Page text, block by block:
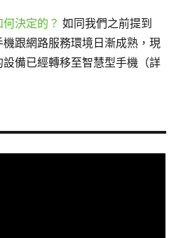
何決定的？ 如同我們之前提到
跟網路服務環境日漸成熟，現
備已經轉移至智慧型手機（詳